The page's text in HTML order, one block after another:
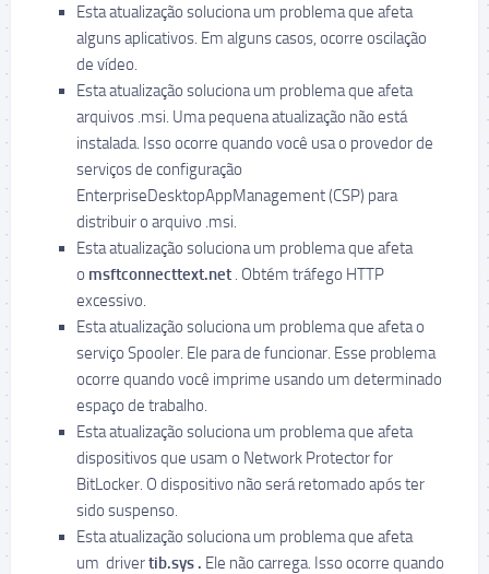
Esta atualização soluciona um problema que afeta
alguns aplicativos. Em alguns casos, ocorre oscilação
de vídeo.
Esta atualização soluciona um problema que afeta
arquivos .msi. Uma pequena atualização não está
instalada. Isso ocorre quando você usa o provedor de
serviços de configuração
EnterpriseDesktopAppManagement (CSP) para
distribuir o arquivo .msi.
Esta atualização soluciona um problema que afeta
o msftconnecttext.net . Obtém tráfego HTTP
excessivo.
Esta atualização soluciona um problema que afeta o
serviço Spooler. Ele para de funcionar. Esse problema
ocorre quando você imprime usando um determinado
espaço de trabalho.
Esta atualização soluciona um problema que afeta
dispositivos que usam o Network Protector for
BitLocker. O dispositivo não será retomado após ter
sido suspenso.
Esta atualização soluciona um problema que afeta
um drivertib.sys . Ele não carrega. Isso ocorre quando